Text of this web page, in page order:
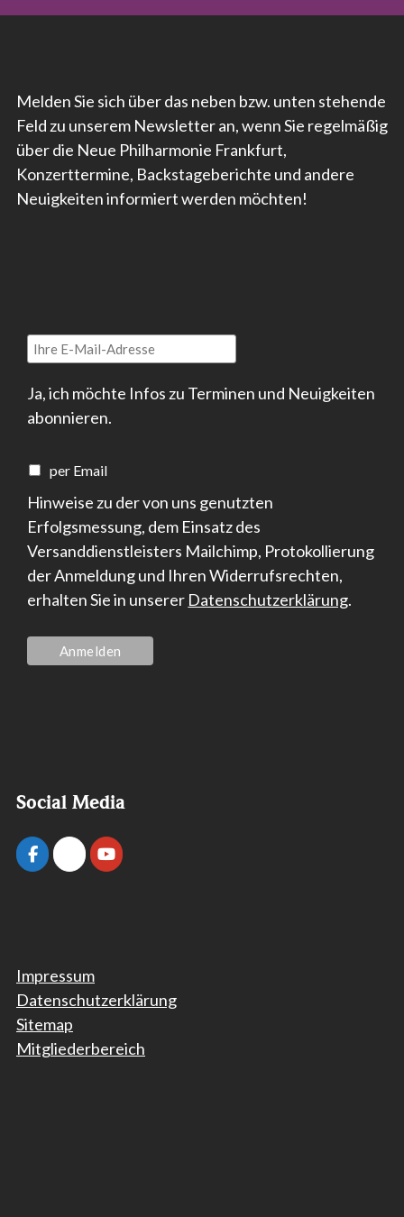
Melden Sie sich über das neben bzw. unten stehende
Feld zu unserem Newsletter an, wenn Sie regelmäßig
über die Neue Philharmonie Frankfurt,
Konzerttermine, Backstageberichte und andere
Neuigkeiten informiert werden möchten!
Ja, ich möchte Infos zu Terminen und Neuigkeiten
abonnieren.
per Email
Hinweise zu der von uns genutzten
Erfolgsmessung, dem Einsatz des
Versanddienstleisters Mailchimp, Protokollierung
der Anmeldung und Ihren Widerrufsrechten,
erhalten Sie in unserer Datenschutzerklärung.
Social Media
Impressum
Datenschutzerklärung
Sitemap
Mitgliederbereich